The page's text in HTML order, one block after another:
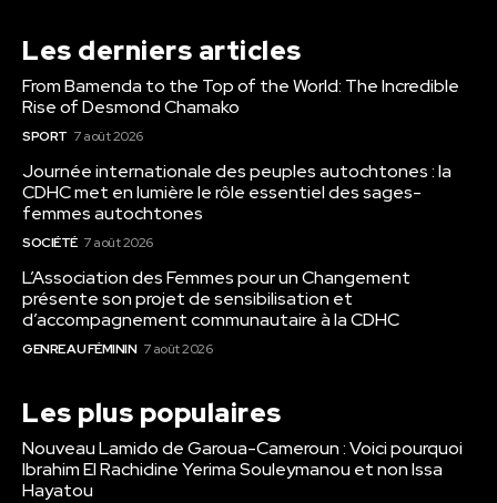
Les derniers articles
From Bamenda to the Top of the World: The Incredible
Rise of Desmond Chamako
SPORT 7 août 2026
Journée internationale des peuples autochtones : la
CDHC met en lumière le rôle essentiel des sages-
femmes autochtones
SOCIÉTÉ 7 août 2026
L’Association des Femmes pour un Changement
présente son projet de sensibilisation et
d’accompagnement communautaire à la CDHC
GENRE AU FÉMININ 7 août 2026
Les plus populaires
Nouveau Lamido de Garoua-Cameroun : Voici pourquoi
Ibrahim El Rachidine Yerima Souleymanou et non Issa
Hayatou